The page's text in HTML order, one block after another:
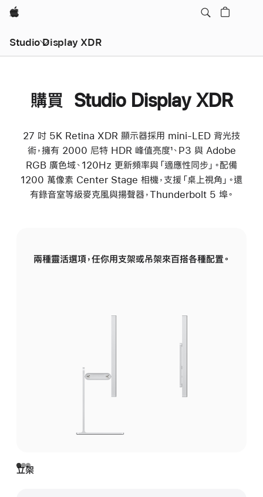
Apple
Studio Display XDR
購買 Studio Display XDR
27 吋 5K Retina XDR 顯示器採用 mini-LED 背光技
術，擁有 2000 尼特 HDR 峰值亮度¹、P3 與 Adobe
RGB 廣色域、120Hz 更新頻率與「適應性同步」。配備
1200 萬像素 Center Stage 相機，支援「桌上視角」。還
有錄音室等級麥克風與揚聲器，Thunderbolt 5 埠。
兩種靈活選項，任你用支架或吊架來百‍搭各‍種‍配‍置。
立架